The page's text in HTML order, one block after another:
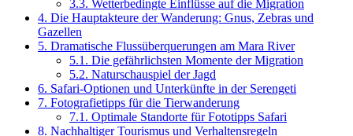
3.3. Wetterbedingte Einflüsse auf die Migration
4. Die Hauptakteure der Wanderung: Gnus, Zebras und
Gazellen
5. Dramatische Flussüberquerungen am Mara River
5.1. Die gefährlichsten Momente der Migration
5.2. Naturschauspiel der Jagd
6. Safari-Optionen und Unterkünfte in der Serengeti
7. Fotografietipps für die Tierwanderung
7.1. Optimale Standorte für Fototipps Safari
8. Nachhaltiger Tourismus und Verhaltensregeln